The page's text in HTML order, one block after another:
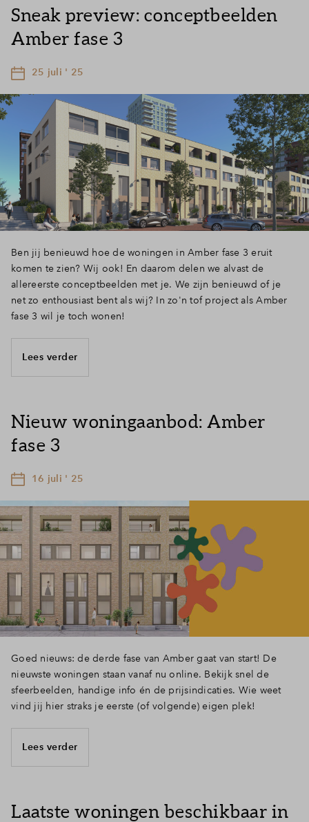
Sneak preview: conceptbeelden
Amber fase 3
25 juli ' 25
Ben jij benieuwd hoe de woningen in Amber fase 3 eruit
komen te zien? Wij ook! En daarom delen we alvast de
allereerste conceptbeelden met je. We zijn benieuwd of je
net zo enthousiast bent als wij? In zo'n tof project als Amber
fase 3 wil je toch wonen!
Lees verder
Nieuw woningaanbod: Amber
fase 3
16 juli ' 25
Goed nieuws: de derde fase van Amber gaat van start! De
nieuwste woningen staan vanaf nu online. Bekijk snel de
sfeerbeelden, handige info én de prijsindicaties. Wie weet
vind jij hier straks je eerste (of volgende) eigen plek!
Lees verder
Laatste woningen beschikbaar in